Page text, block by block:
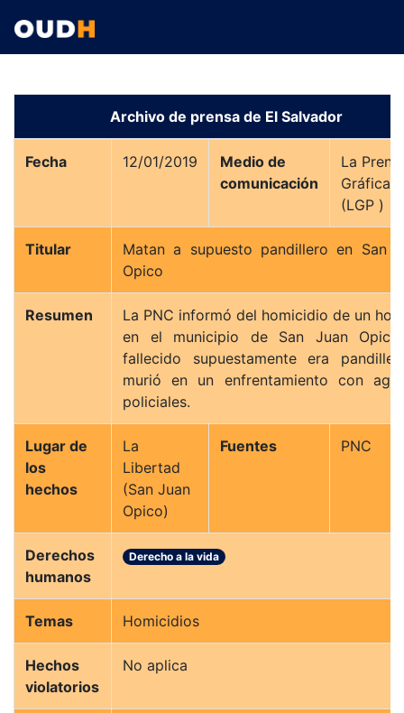
Archivo de prensa de El Salvador
Fecha 12/01/2019
Medio de
comunicación
La
Gráfica
(LGP )
Titular
Matan a supuesto pandillero en San
Opico
Resumen
La PNC informó del homicidio de un
en el municipio de San Juan
fallecido supuestamente era
murió en un enfrentamiento con
policiales.
Lugar de
los
hechos
La
Libertad
(San Juan
Opico)
Fuentes PNC
Derechos
humanos
Derecho a la vida
Temas Homicidios
Hechos
violatorios
No aplica